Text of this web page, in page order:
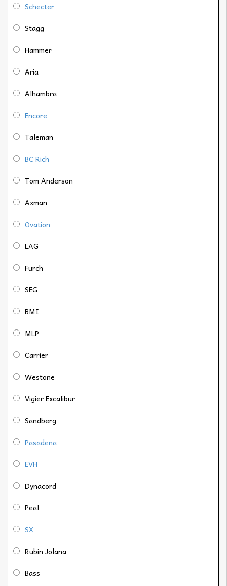
Schecter
Stagg
Hammer
Aria
Alhambra
Encore
Taleman
BC Rich
Tom Anderson
Axman
Ovation
LAG
Furch
SEG
BMI
MLP
Carrier
Westone
Vigier Excalibur
Sandberg
Pasadena
EVH
Dynacord
Peal
SX
Rubin Jolana
Bass